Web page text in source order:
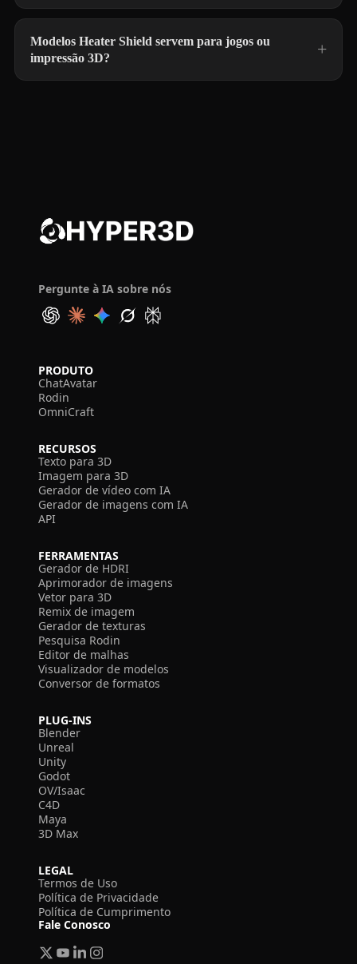
Modelos Heater Shield servem para jogos ou
impressão 3D?
Pergunte à IA sobre nós
PRODUTO
ChatAvatar
Rodin
OmniCraft
RECURSOS
Texto para 3D
Imagem para 3D
Gerador de vídeo com IA
Gerador de imagens com IA
API
FERRAMENTAS
Gerador de HDRI
Aprimorador de imagens
Vetor para 3D
Remix de imagem
Gerador de texturas
Pesquisa Rodin
Editor de malhas
Visualizador de modelos
Conversor de formatos
PLUG-INS
Blender
Unreal
Unity
Godot
OV/Isaac
C4D
Maya
3D Max
LEGAL
Termos de Uso
Política de Privacidade
Política de Cumprimento
Fale Conosco